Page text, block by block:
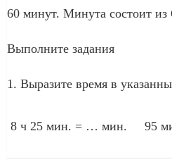
60 минут. Минута состоит из
Выполните задания
1. Выразите время в
8 ч 25 мин. = … мин. 95